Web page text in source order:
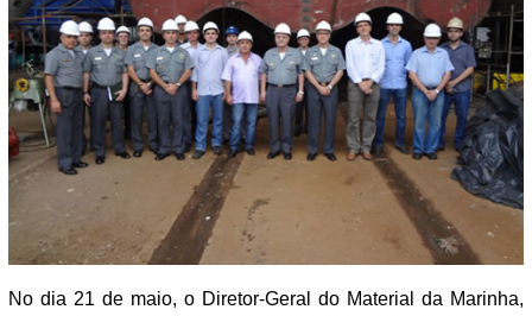
No dia 21 de maio, o Diretor-Geral do Material da Marinha,